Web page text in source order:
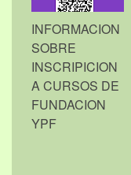
INFORMACION
SOBRE
INSCRIPICION
A CURSOS DE
FUNDACION
YPF